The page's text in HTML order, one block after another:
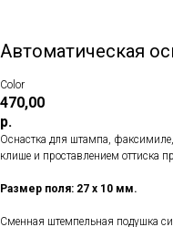
Автоматическая
Color
470,00
р.
Оснастка для штампа,
клише и проставлением оттиска
Размер поля: 27 х 10 мм.
Сменная штемпельная подушка